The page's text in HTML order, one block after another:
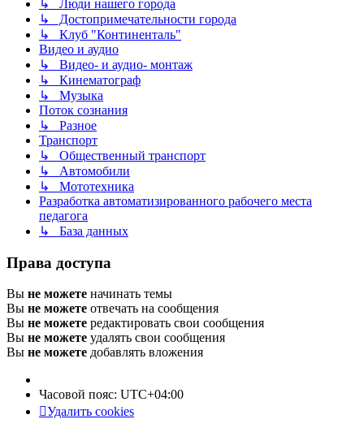
↳ Люди нашего города
↳ Достопримечательности города
↳ Клуб "Континенталь"
Видео и аудио
↳ Видео- и аудио- монтаж
↳ Кинематограф
↳ Музыка
Поток сознания
↳ Разное
Транспорт
↳ Общественный транспорт
↳ Автомобили
↳ Мототехника
Разработка автоматизированного рабочего места
педагога
↳ База данных
Права доступа
Вы не можете начинать темы
Вы не можете отвечать на сообщения
Вы не можете редактировать свои сообщения
Вы не можете удалять свои сообщения
Вы не можете добавлять вложения
Часовой пояс: UTC+04:00
Удалить cookies